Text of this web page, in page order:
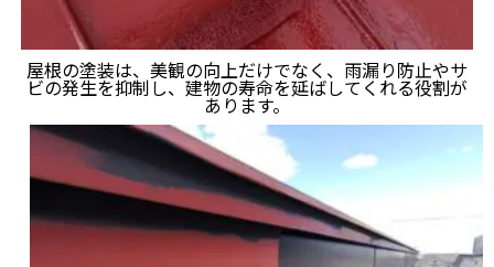
屋根の塗装は、美観の向上だけでなく、雨漏り防止やサ
ビの発生を抑制し、建物の寿命を延ばしてくれる役割が
あります。